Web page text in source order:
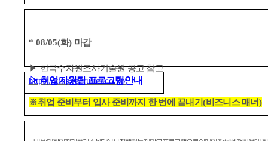
* 08/05(화) 마감
▶한국수자원조사기술원 공고 참고
https://kihs.recruiter.co.kr/
▷취업지원팀 프로그램안내
※취업 준비부터 입사 준비까지 한 번에 끝내기 (비즈니스 매너)